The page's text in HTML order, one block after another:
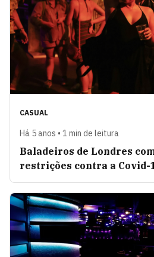
CASUAL
Há 5 anos • 1 min de leitura
Baladeiros de Londres
restrições contra a Covid-